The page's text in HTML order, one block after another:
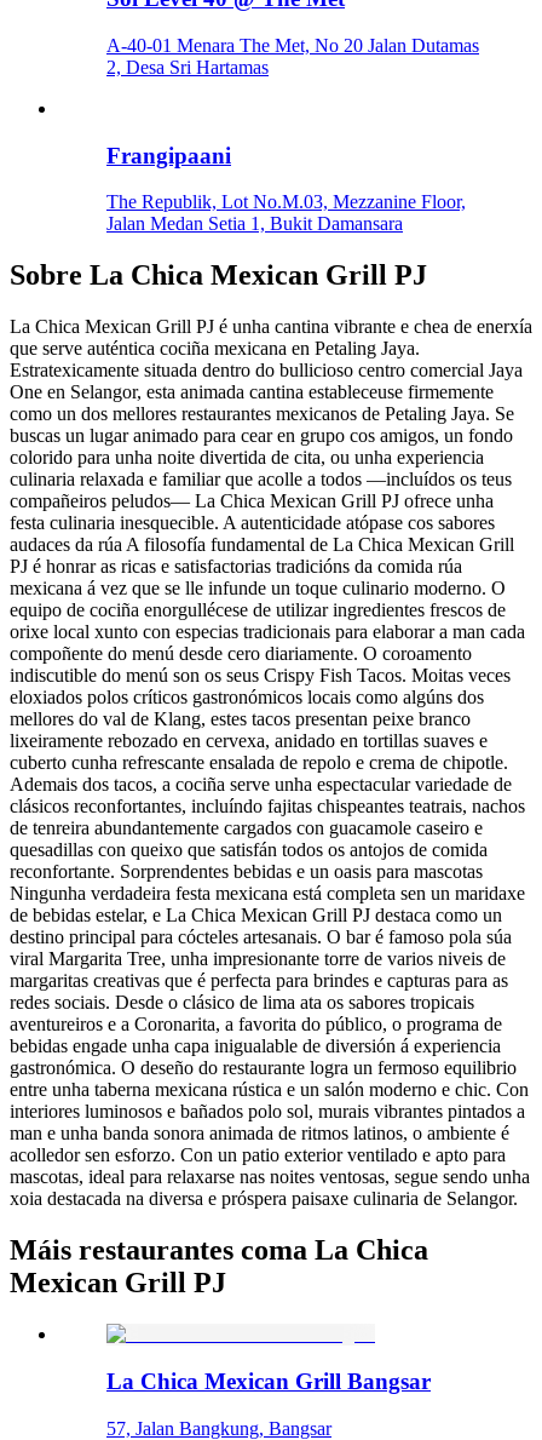
A-40-01 Menara The Met, No 20 Jalan Dutamas
2, Desa Sri Hartamas
Frangipaani
The Republik, Lot No.M.03, Mezzanine Floor,
Jalan Medan Setia 1, Bukit Damansara
Sobre La Chica Mexican Grill PJ
La Chica Mexican Grill PJ é unha cantina vibrante e chea de enerxía
que serve auténtica cociña mexicana en Petaling Jaya.
Estratexicamente situada dentro do bullicioso centro comercial Jaya
One en Selangor, esta animada cantina estableceuse firmemente
como un dos mellores restaurantes mexicanos de Petaling Jaya. Se
buscas un lugar animado para cear en grupo cos amigos, un fondo
colorido para unha noite divertida de cita, ou unha experiencia
culinaria relaxada e familiar que acolle a todos —incluídos os teus
compañeiros peludos— La Chica Mexican Grill PJ ofrece unha
festa culinaria inesquecible. A autenticidade atópase cos sabores
audaces da rúa A filosofía fundamental de La Chica Mexican Grill
PJ é honrar as ricas e satisfactorias tradicións da comida rúa
mexicana á vez que se lle infunde un toque culinario moderno. O
equipo de cociña enorgullécese de utilizar ingredientes frescos de
orixe local xunto con especias tradicionais para elaborar a man cada
compoñente do menú desde cero diariamente. O coroamento
indiscutible do menú son os seus Crispy Fish Tacos. Moitas veces
eloxiados polos críticos gastronómicos locais como algúns dos
mellores do val de Klang, estes tacos presentan peixe branco
lixeiramente rebozado en cervexa, anidado en tortillas suaves e
cuberto cunha refrescante ensalada de repolo e crema de chipotle.
Ademais dos tacos, a cociña serve unha espectacular variedade de
clásicos reconfortantes, incluíndo fajitas chispeantes teatrais, nachos
de tenreira abundantemente cargados con guacamole caseiro e
quesadillas con queixo que satisfán todos os antojos de comida
reconfortante. Sorprendentes bebidas e un oasis para mascotas
Ningunha verdadeira festa mexicana está completa sen un maridaxe
de bebidas estelar, e La Chica Mexican Grill PJ destaca como un
destino principal para cócteles artesanais. O bar é famoso pola súa
viral Margarita Tree, unha impresionante torre de varios niveis de
margaritas creativas que é perfecta para brindes e capturas para as
redes sociais. Desde o clásico de lima ata os sabores tropicais
aventureiros e a Coronarita, a favorita do público, o programa de
bebidas engade unha capa inigualable de diversión á experiencia
gastronómica. O deseño do restaurante logra un fermoso equilibrio
entre unha taberna mexicana rústica e un salón moderno e chic. Con
interiores luminosos e bañados polo sol, murais vibrantes pintados a
man e unha banda sonora animada de ritmos latinos, o ambiente é
acolledor sen esforzo. Con un patio exterior ventilado e apto para
mascotas, ideal para relaxarse nas noites ventosas, segue sendo unha
xoia destacada na diversa e próspera paisaxe culinaria de Selangor.
Máis restaurantes coma La Chica
Mexican Grill PJ
La Chica Mexican Grill Bangsar
57, Jalan Bangkung, Bangsar